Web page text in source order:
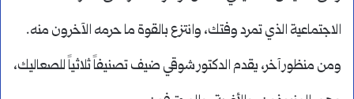
الاجتماعية الذي تمرد وفتك، وانتزع بالقوة ما حرمه الآخرون منه.
ومن منظور آخر، يقدم الدكتور شوقي ضيف تصنيفاً ثلاثياً للصعاليك،